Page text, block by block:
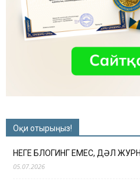
Оқи отырыңыз!
НЕГЕ БЛОГИНГ ЕМЕС, ДӘЛ
05.07.2026